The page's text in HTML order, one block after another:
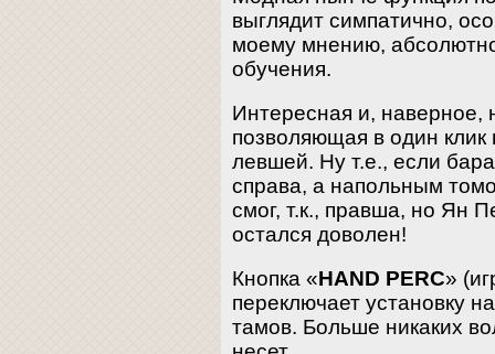
выглядит симпатично,
моему мнению,
обучения.
Интересная и, наверное,
позволяющая в один клик
левшей. Ну т.е., если
справа, а напольным
смог, т.к., правша, но Ян
остался доволен!
Кнопка «HAND PERC»
переключает установку
тамов. Больше никаких